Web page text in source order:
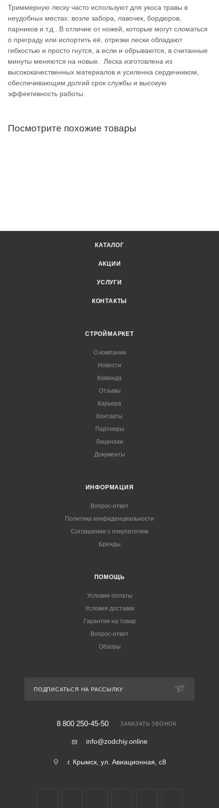
Триммерную леску часто используют для укоса травы в
неудобных местах: возле забора, лавочек, бордюров,
парников и т.д.. В отличие от ножей, которые могут сломаться
о преграду или испортить её, отрезки лески обладают
гибкостью и просто гнутся, а если и обрываются, в считанные
минуты меняются на новые. Леска изготовлена из
высококачественных материалов и усиленна сердечником,
обеспечивающим долгий срок службы и высокую
эффективность работы.
Посмотрите похожие товары
КАТАЛОГ
АКЦИИ
УСЛУГИ
КОНТАКТЫ
СТРОЙМАРКЕТ
О компании
Новости
Команда
Отзывы
Карьера
Контакты
Партнеры
Лицензии
Документы
ИНФОРМАЦИЯ
Вопрос-ответ
Политика конфиденциальности
Соглашение с покупателем
Бренды
ПОМОЩЬ
Условия оплаты
Условия доставки
Гарантия на товар
Вопрос-ответ
Обзоры
ПОДПИСАТЬСЯ НА РАССЫЛКУ
8 800 250-45-50 ЗАКАЗАТЬ ЗВОНОК
info@zodchiy.online
г. Крымск, ул. Авиационная, с8